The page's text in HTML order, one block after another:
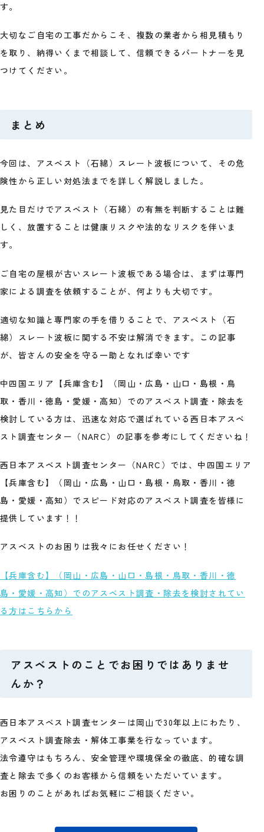
す。
大切なご自宅の工事だからこそ、複数の業者から相見積もり
を取り、納得いくまで相談して、信頼できるパートナーを見
つけてください。
まとめ
今回は、アスベスト（石綿）スレート波板について、その危
険性から正しい対処法までを詳しく解説しました。
見た目だけでアスベスト（石綿）の有無を判断することは難
しく、放置することは健康リスクや法的なリスクを伴いま
す。
ご自宅の屋根が古いスレート波板である場合は、まずは専門
家による調査を依頼することが、何よりも大切です。
適切な知識と専門家の手を借りることで、アスベスト（石
綿）スレート波板に関する不安は解消できます。この記事
が、皆さんの安全を守る一助となれば幸いです
中四国エリア【兵庫含む】（岡山・広島・山口・島根・鳥
取・香川・徳島・愛媛・高知）でのアスベスト調査・除去を
検討している方は、迅速な対応で選ばれている西日本アスベ
スト調査センター（NARC）の記事を参考にしてくださいね！
西日本アスベスト調査センター（NARC）では、中四国エリア
【兵庫含む】（岡山・広島・山口・島根・鳥取・香川・徳
島・愛媛・高知）でスピード対応のアスベスト調査を皆様に
提供しています！！
アスベストのお困りは我々にお任せください！
【兵庫含む】（岡山・広島・山口・島根・鳥取・香川・徳
島・愛媛・高知）でのアスベスト調査・除去を検討されてい
る方はこちらから
アスベストのことでお困りではありませ
んか？
西日本アスベスト調査センターは岡山で30年以上にわたり、
アスベスト調査除去・解体工事業を行なっています。
法令遵守はもちろん、安全管理や環境保全の徹底、的確な調
査と除去で多くのお客様から信頼をいただいています。
お困りのことがあればお気軽にご相談ください。